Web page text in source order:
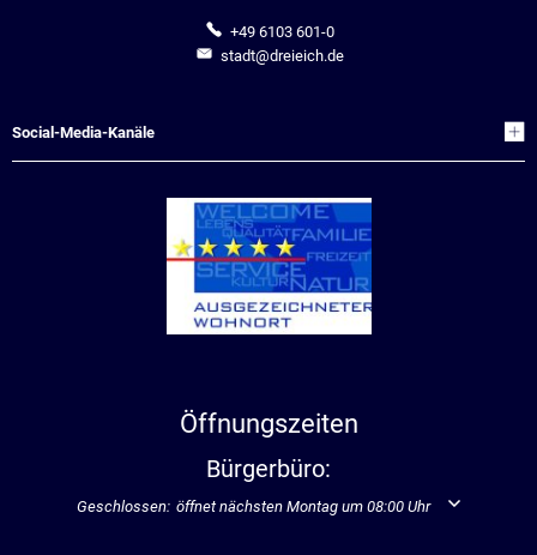
+49 6103 601-0
stadt@dreieich.de
Social-Media-Kanäle
Öffnungszeiten
Bürgerbüro:
Klicken, um weitere Öffnungs- oder Schließzeiten auszublenden
Geschlossen: öffnet nächsten Montag um 08:00 Uhr